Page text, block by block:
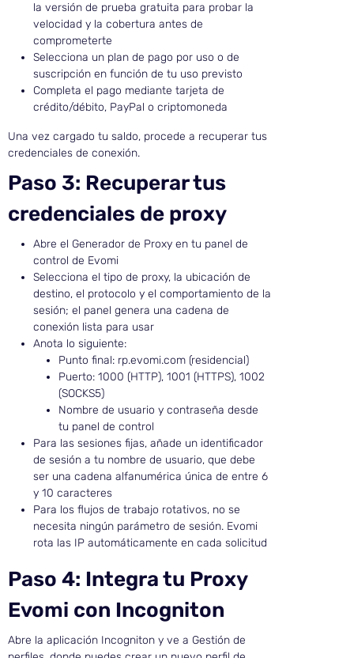
la versión de prueba gratuita para probar la
velocidad y la cobertura antes de
comprometerte
Selecciona un plan de pago por uso o de
suscripción en función de tu uso previsto
Completa el pago mediante tarjeta de
crédito/débito, PayPal o criptomoneda
Una vez cargado tu saldo, procede a recuperar tus
credenciales de conexión.
Paso 3: Recuperar tus
credenciales de proxy
Abre el Generador de Proxy en tu panel de
control de Evomi
Selecciona el tipo de proxy, la ubicación de
destino, el protocolo y el comportamiento de la
sesión; el panel genera una cadena de
conexión lista para usar
Anota lo siguiente:
Punto final: rp.evomi.com (residencial)
Puerto: 1000 (HTTP), 1001 (HTTPS), 1002
(SOCKS5)
Nombre de usuario y contraseña desde
tu panel de control
Para las sesiones fijas, añade un identificador
de sesión a tu nombre de usuario, que debe
ser una cadena alfanumérica única de entre 6
y 10 caracteres
Para los flujos de trabajo rotativos, no se
necesita ningún parámetro de sesión. Evomi
rota las IP automáticamente en cada solicitud
Paso 4: Integra tu Proxy
Evomi con Incogniton
Abre la aplicación Incogniton y ve a Gestión de